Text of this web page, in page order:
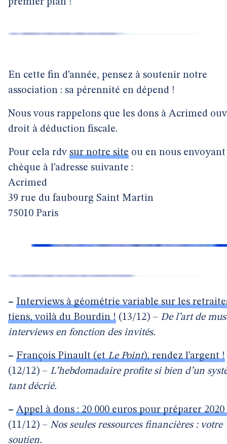
premier plan !
En cette fin d’année, pensez à soutenir notre
association : sa pérennité en dépend !
Nous vous rappelons que les dons à Acrimed
droit à déduction fiscale.
Pour cela rdv sur notre site ou en nous
chèque à l’adresse suivante :
Acrimed
39 rue du faubourg Saint Martin
75010 Paris
– Interviews à géométrie variable sur les
tiens, voilà du Bourdin ! (13/12) – De l’art de
interviews en fonction des invités.
– François Pinault (etLe Point), rendez l’argent !
(12/12) – L’hebdomadaire profite si bien d’un
tant décrié.
– Appel à dons : 20 000 euros pour préparer 2020
(11/12) – Nos seules ressources financières : votre
soutien.